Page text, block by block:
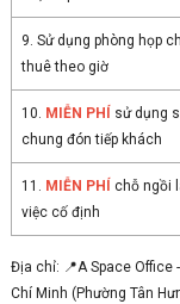
9. Sử dụng phòng họp
thuê theo giờ
10. MIỄN PHÍ
sử dụng
chung đón tiếp khách
11. MIỄN PHÍ
chỗ ngồi
việc cố định
Địa chỉ: 📍A Space Office
Chí Minh (Phường Tân